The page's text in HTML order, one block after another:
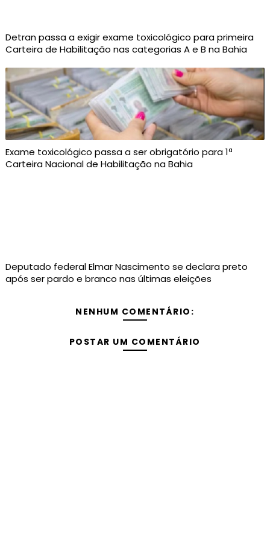
Detran passa a exigir exame toxicológico para primeira
Carteira de Habilitação nas categorias A e B na Bahia
Exame toxicológico passa a ser obrigatório para 1ª
Carteira Nacional de Habilitação na Bahia
Deputado federal Elmar Nascimento se declara preto
após ser pardo e branco nas últimas eleições
NENHUM COMENTÁRIO:
POSTAR UM COMENTÁRIO